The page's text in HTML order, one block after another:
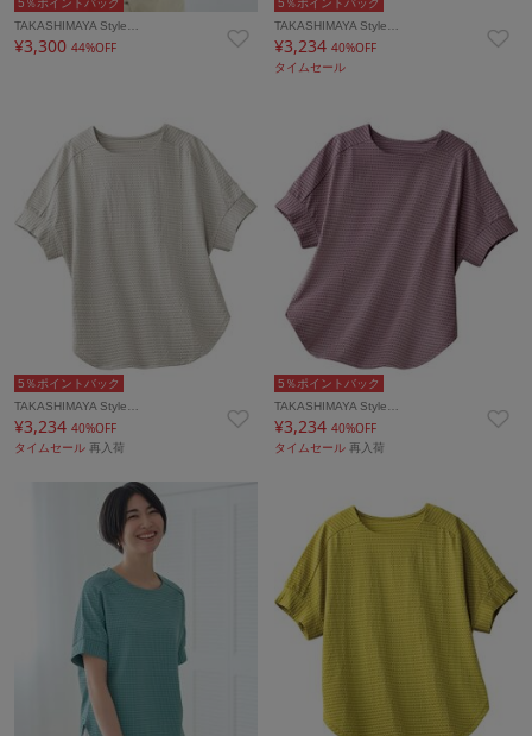
TAKASHIMAYA Style…
¥3,300 44%OFF
TAKASHIMAYA Style…
¥3,23440%OFF
タイムセール
5％ポイントバック
TAKASHIMAYA Style…
¥3,234 40%OFF
タイムセール 再入荷
5％ポイントバック
TAKASHIMAYA Style…
¥3,23440%OFF
タイムセール再入荷